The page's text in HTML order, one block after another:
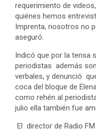
requerimiento de
quiénes hemos
Imprenta, nosotros no
aseguró.
Indicó que por la tensa
periodistas además
verbales, y denunció
coca del bloque de
como rehén al
julio ella también fue
El director de Radio